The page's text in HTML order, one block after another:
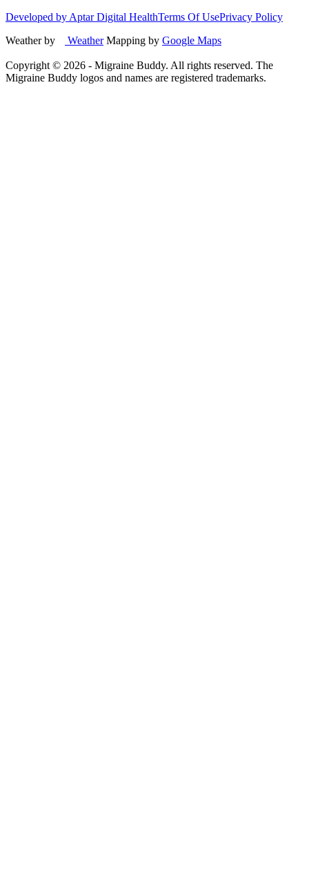
Developed by Aptar Digital HealthTerms Of UsePrivacy Policy
Weather by
WeatherMapping by Google Maps
Copyright © 2026 - Migraine Buddy. All rights reserved. The
Migraine Buddy logos and names are registered trademarks.